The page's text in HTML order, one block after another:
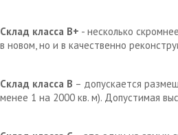
Склад класса В+ - несколько
в новом, но и в качественно
Склад класса В – допускается
менее 1 на 2000 кв. м). Допустимая